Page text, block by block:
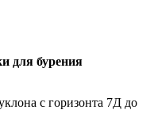
для бурения
с горизонта 7Д до